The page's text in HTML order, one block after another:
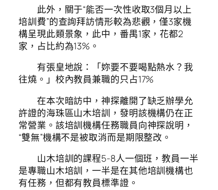
此外，關于“能否一次性收取3個月以上
培訓費”的查詢拜訪情形較為悲觀，僅3家機
構呈現此類景象，此中，番禺1家，花都2
家，占比約為13%。
有張皇地說：「妳要不要喝點熱水？我
往燒。」校內教員兼職的只占17%
在本次暗訪中，神探離開了缺乏辦學允
許證的海珠區山木培訓，發明該機構仍在正
常營業。該培訓機構任務職員向神探說明，
“雙無”機構不是被取消而是期限整改。
山木培訓的課程5-8人一個班，教員一半
是專職山木培訓，一半是在其他培訓機構也
有任務，但都有教員標準證。